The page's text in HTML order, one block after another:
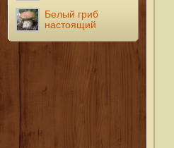
Белый гриб
настоящий